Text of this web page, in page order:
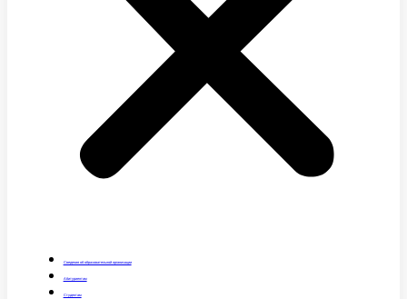
Сведения об образовательной организации
Абитуриентам
Студентам